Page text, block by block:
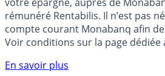
Bénéficiez de cette offre de
votre épargne, auprès de
rémunéré Rentabilis. Il n’est pas
compte courant Monabanq afin de
Voir conditions sur la page dédiée